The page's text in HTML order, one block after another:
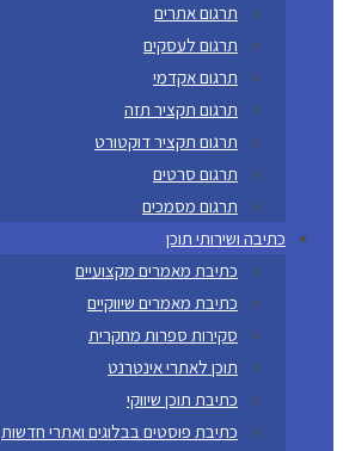
תרגום אתרים
תרגום לעסקים
תרגום אקדמי
תרגום תקציר תזה
תרגום תקציר דוקטורט
תרגום סרטים
תרגום מסמכים
כתיבה ושירותי תוכן
כתיבת מאמרים מקצועיים
כתיבת מאמרים שיווקיים
סקירות ספרות מחקרית
תוכן לאתרי אינטרנט
כתיבת תוכן שיווקי
כתיבת פוסטים בבלוגים ואתרי חדשות